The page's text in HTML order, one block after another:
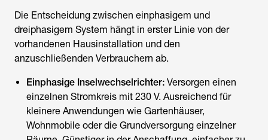
Die Entscheidung zwischen einphasigem und
dreiphasigem System hängt in erster Linie von der
vorhandenen Hausinstallation und den
anzuschließenden Verbrauchern ab.
Einphasige Inselwechselrichter: Versorgen einen
einzelnen Stromkreis mit 230 V. Ausreichend für
kleinere Anwendungen wie Gartenhäuser,
Wohnmobile oder die Grundversorgung einzelner